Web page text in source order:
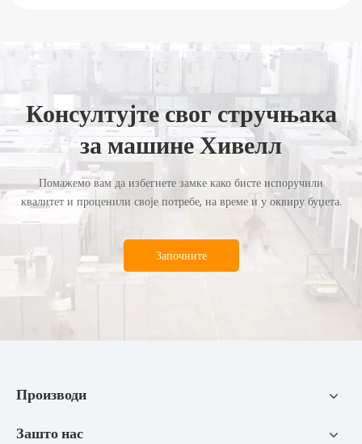
Консултујте свог стручњака
за машине Хивелл
Помажемо вам да избегнете замке како бисте испоручили
квалитет и проценили своје потребе, на време и у оквиру буџета.
Започните
Производи
Зашто нас